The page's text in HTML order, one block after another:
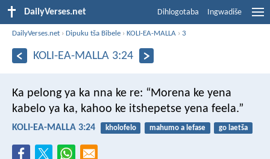
DailyVerses.net Dihlogotaba Ingwadiše
DailyVerses.net ›Dipuku tša Bibele ›KOLI-EA-MALLA ›3
KOLI-EA-MALLA 3:24
Ka pelong ya ka nna ke re: “Morena ke yena
kabelo ya ka, kahoo ke itshepetse yena feela.”
KOLI-EA-MALLA 3:24 kholofelo mahumo a lefase go laetša